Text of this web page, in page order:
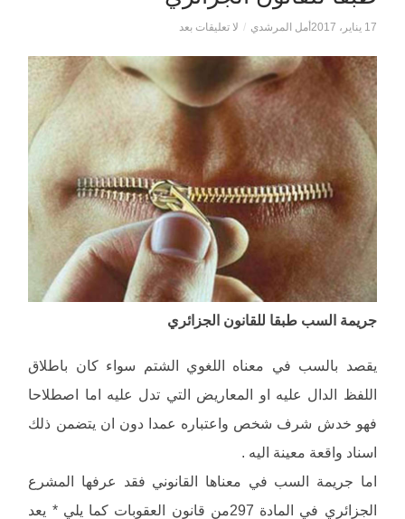
17 يناير، 2017 أمل المرشدي / لا تعليقات بعد
جريمة السب طبقا للقانون الجزائري
يقصد بالسب في معناه اللغوي الشتم سواء كان باطلاق
اللفظ الدال عليه او المعاريض التي تدل عليه اما اصطلاحا
فهو خدش شرف شخص واعتباره عمدا دون ان يتضمن ذلك
اسناد واقعة معينة اليه .
اما جريمة السب في معناها القانوني فقد عرفها المشرع
الجزائري في المادة 297من قانون العقوبات كما يلي * يعد